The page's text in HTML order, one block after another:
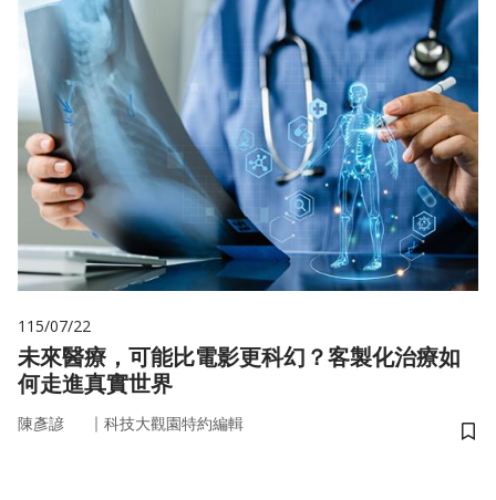
115/07/22
未來醫療，可能比電影更科幻？客製化治療如
何走進真實世界
陳彥諺 ｜ 科技大觀園特約編輯
儲